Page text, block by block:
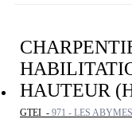
HAUTEUR
GTEI - 971 - LES ABYMES